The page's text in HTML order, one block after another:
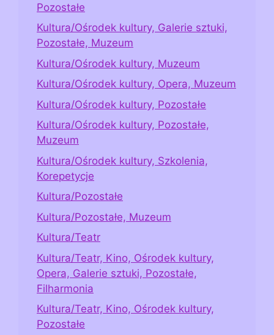
Pozostałe
Kultura/Ośrodek kultury, Galerie sztuki,
Pozostałe, Muzeum
Kultura/Ośrodek kultury, Muzeum
Kultura/Ośrodek kultury, Opera, Muzeum
Kultura/Ośrodek kultury, Pozostałe
Kultura/Ośrodek kultury, Pozostałe,
Muzeum
Kultura/Ośrodek kultury, Szkolenia,
Korepetycje
Kultura/Pozostałe
Kultura/Pozostałe, Muzeum
Kultura/Teatr
Kultura/Teatr, Kino, Ośrodek kultury,
Opera, Galerie sztuki, Pozostałe,
Filharmonia
Kultura/Teatr, Kino, Ośrodek kultury,
Pozostałe